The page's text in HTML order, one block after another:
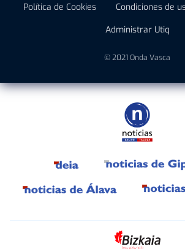
Política de Cookies
Condiciones de
Administrar Utiq
© 2021 Onda Vasca